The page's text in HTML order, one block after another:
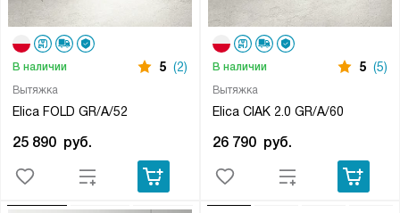
Вытяжка
Elica FOLD GR/A/52
В наличии 5 (2)
25 890 руб.
Вытяжка
Elica CIAK 2.0 GR/A/60
В наличии 5 (5)
26 790 руб.